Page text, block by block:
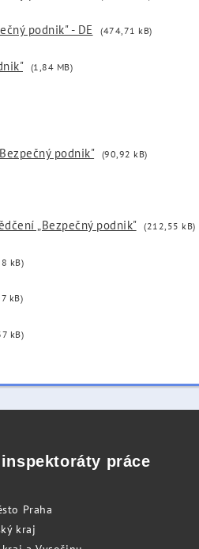
podnik" - DE (474,71 kB)
(1,84 MB)
podnik" (90,92 kB)
„Bezpečný podnik" (212,55 kB)
kB)
kB)
kB)
práce
Praha
kraj